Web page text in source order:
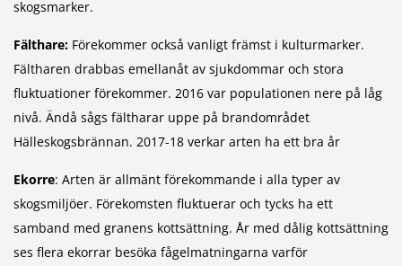
skogsmarker.
Fälthare:Förekommer också vanligt främst i kulturmarker.
Fältharen drabbas emellanåt av sjukdommar och stora
fluktuationer förekommer. 2016 var populationen nere på låg
nivå. Ändå sågs fältharar uppe på brandområdet
Hälleskogsbrännan. 2017-18 verkar arten ha ett bra år
Ekorre: Arten är allmänt förekommande i alla typer av
skogsmiljöer. Förekomsten fluktuerar och tycks ha ett
samband med granens kottsättning. År med dålig kottsättning
ses flera ekorrar besöka fågelmatningarna varför